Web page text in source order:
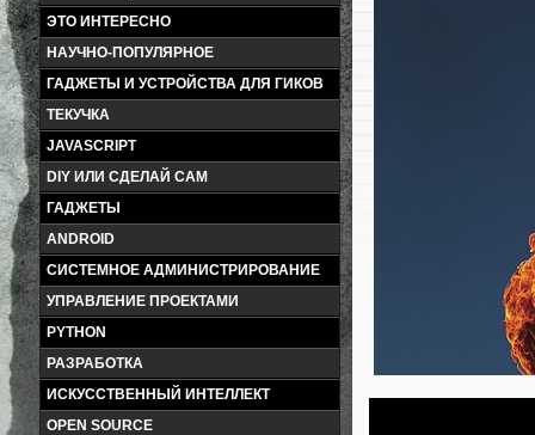
ЭТО ИНТЕРЕСНО
НАУЧНО-ПОПУЛЯРНОЕ
ГАДЖЕТЫ И УСТРОЙСТВА ДЛЯ ГИКОВ
ТЕКУЧКА
JAVASCRIPT
DIY ИЛИ СДЕЛАЙ САМ
ГАДЖЕТЫ
ANDROID
СИСТЕМНОЕ АДМИНИСТРИРОВАНИЕ
УПРАВЛЕНИЕ ПРОЕКТАМИ
PYTHON
РАЗРАБОТКА
ИСКУССТВЕННЫЙ ИНТЕЛЛЕКТ
OPEN SOURCE